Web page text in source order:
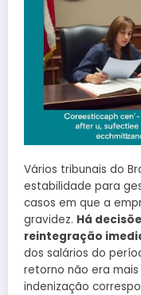
Vários tribunais do
estabilidade para
casos em que a
gravidez. Há
reintegração
dos salários do
retorno não era
indenização